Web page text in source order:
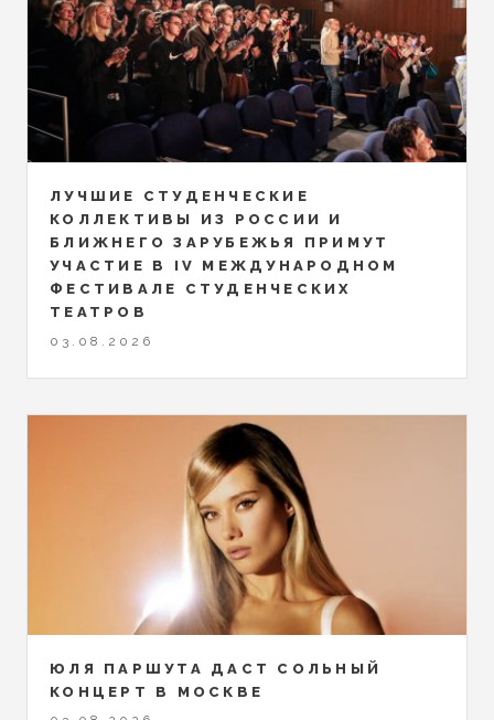
ЛУЧШИЕ СТУДЕНЧЕСКИЕ
КОЛЛЕКТИВЫ ИЗ РОССИИ И
БЛИЖНЕГО ЗАРУБЕЖЬЯ ПРИМУТ
УЧАСТИЕ В IV МЕЖДУНАРОДНОМ
ФЕСТИВАЛЕ СТУДЕНЧЕСКИХ
ТЕАТРОВ
03.08.2026
ЮЛЯ ПАРШУТА ДАСТ СОЛЬНЫЙ
КОНЦЕРТ В МОСКВЕ